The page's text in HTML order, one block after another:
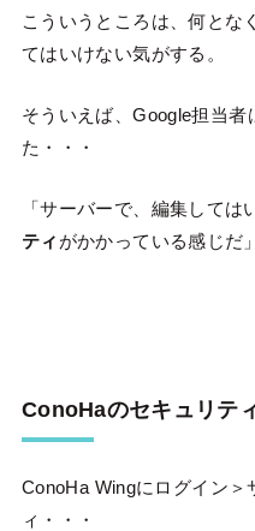
こういうところは、何とな
てはいけない気がする。
そういえば、Google担当者
た・・・
「サーバーで、編集しては
ティ がかかっている感じだ
ConoHaのセキュリテ
ConoHa Wingにログイン＞
ィ・・・